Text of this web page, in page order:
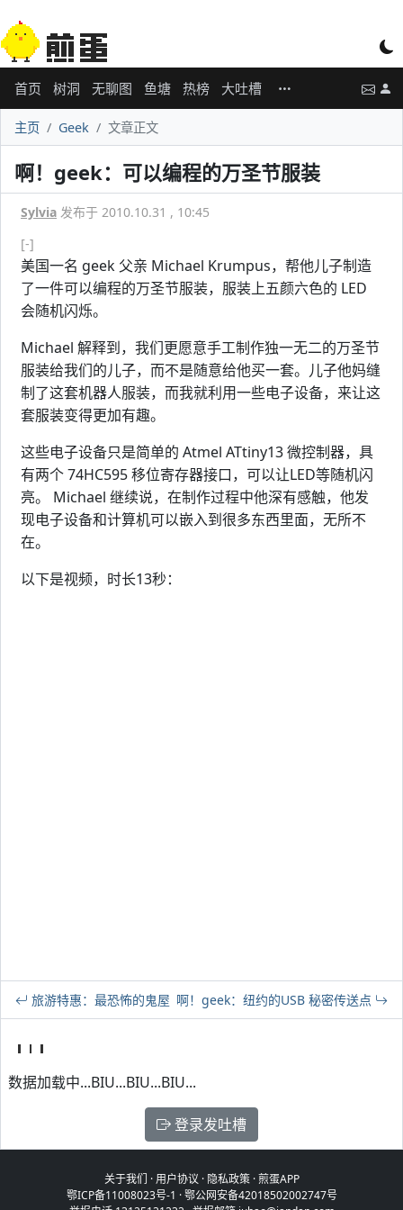
首页 树洞 无聊图 鱼塘 热榜 大吐槽
主页 Geek 文章正文
啊！geek：可以编程的万圣节服装
Sylvia 发布于 2010.10.31 , 10:45
[-]
美国一名 geek 父亲 Michael Krumpus，帮他儿子制造
了一件可以编程的万圣节服装，服装上五颜六色的 LED
会随机闪烁。
Michael 解释到，我们更愿意手工制作独一无二的万圣节
服装给我们的儿子，而不是随意给他买一套。儿子他妈缝
制了这套机器人服装，而我就利用一些电子设备，来让这
套服装变得更加有趣。
这些电子设备只是简单的 Atmel ATtiny13 微控制器，具
有两个 74HC595 移位寄存器接口，可以让LED等随机闪
亮。 Michael 继续说，在制作过程中他深有感触，他发
现电子设备和计算机可以嵌入到很多东西里面，无所不
在。
以下是视频，时长13秒：
旅游特惠：最恐怖的鬼屋 啊！geek：纽约的USB 秘密传送点
数据加载中...BIU...BIU...BIU...
登录发吐槽
关于我们 ·用户协议 · 隐私政策·煎蛋APP
鄂ICP备11008023号-1 ·鄂公网安备42018502002747号